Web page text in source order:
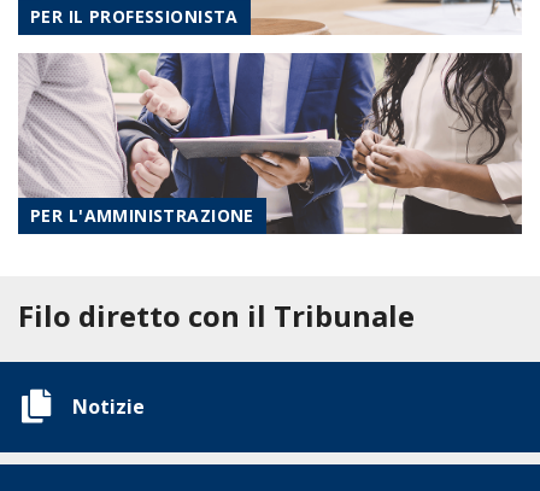
PER IL PROFESSIONISTA
PER L'AMMINISTRAZIONE
Filo diretto con il Tribunale
Notizie